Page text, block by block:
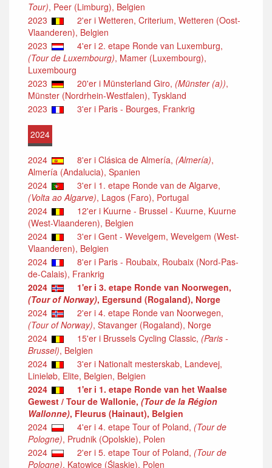
Tour), Peer (Limburg), Belgien
2023
2'er i Wetteren, Criterium, Wetteren (Oost-
Vlaanderen), Belgien
2023
4'er i 2. etape Ronde van Luxemburg,
(Tour de Luxembourg), Mamer (Luxembourg),
Luxembourg
2023
20'er i Münsterland Giro, (Münster (a)),
Münster (Nordrhein-Westfalen), Tyskland
2023
3'er i Paris - Bourges, Frankrig
2024
2024 8'er i Clásica de Almería, (Almería),
Almería (Andalucia), Spanien
2024
3'er i 1. etape Ronde van de Algarve,
(Volta ao Algarve), Lagos (Faro), Portugal
2024
12'er i Kuurne - Brussel - Kuurne, Kuurne
(West-Vlaanderen), Belgien
2024
3'er i Gent - Wevelgem, Wevelgem (West-
Vlaanderen), Belgien
2024
8'er i Paris - Roubaix, Roubaix (Nord-Pas-
de-Calais), Frankrig
2024
1'er i 3. etape Ronde van Noorwegen,
(Tour of Norway), Egersund (Rogaland), Norge
2024
2'er i 4. etape Ronde van Noorwegen,
(Tour of Norway), Stavanger (Rogaland), Norge
2024
15'er i Brussels Cycling Classic, (Paris -
Brussel), Belgien
2024
3'er i Nationalt mesterskab, Landevej,
Linieløb, Elite, Belgien, Belgien
2024
1'er i 1. etape Ronde van het Waalse
Gewest / Tour de Wallonie, (Tour de la Région
Wallonne), Fleurus (Hainaut), Belgien
2024
4'er i 4. etape Tour of Poland, (Tour de
Pologne), Prudnik (Opolskie), Polen
2024
2'er i 5. etape Tour of Poland, (Tour de
Pologne), Katowice (Śląskie), Polen